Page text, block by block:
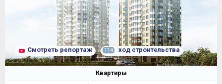
Смотреть репортаж 114 ход строительства
Квартиры